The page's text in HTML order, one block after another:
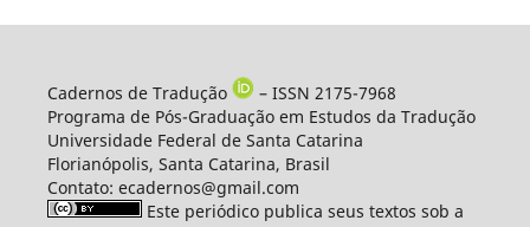
Cadernos de Tradução
– ISSN 2175-7968
Programa de Pós-Graduação em Estudos da Tradução
Universidade Federal de Santa Catarina
Florianópolis, Santa Catarina, Brasil
Contato: ecadernos@gmail.com
Este periódico publica seus textos sob a